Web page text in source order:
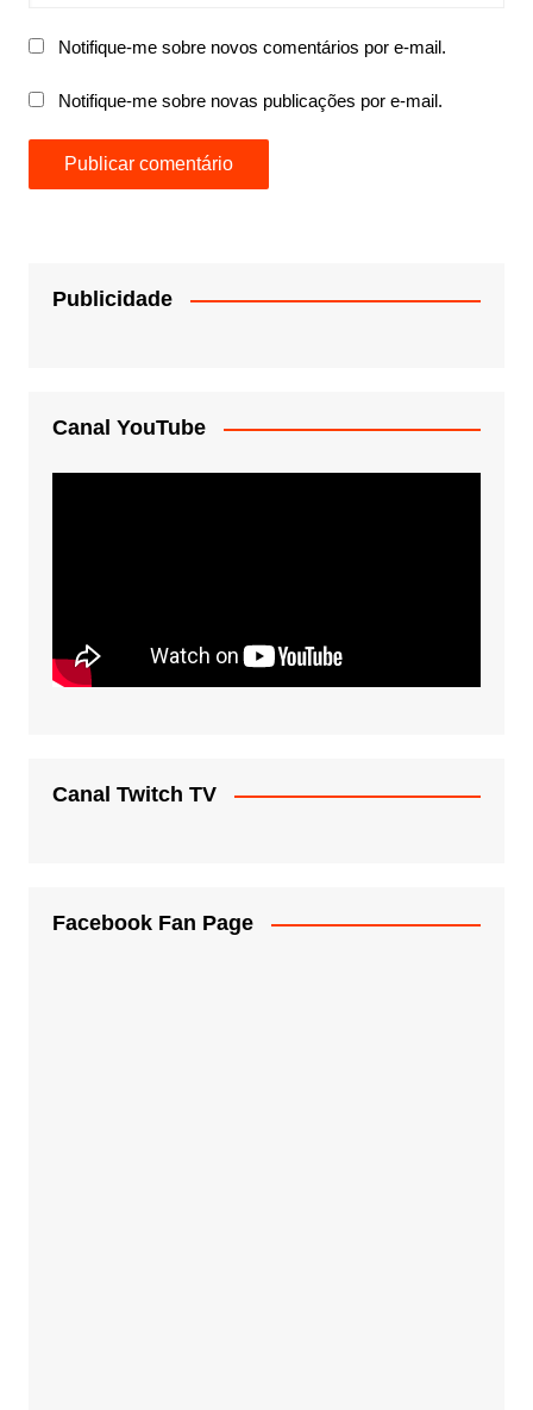
Notifique-me sobre novos comentários por e-mail.
Notifique-me sobre novas publicações por e-mail.
Publicidade
Canal YouTube
Canal Twitch TV
Facebook Fan Page